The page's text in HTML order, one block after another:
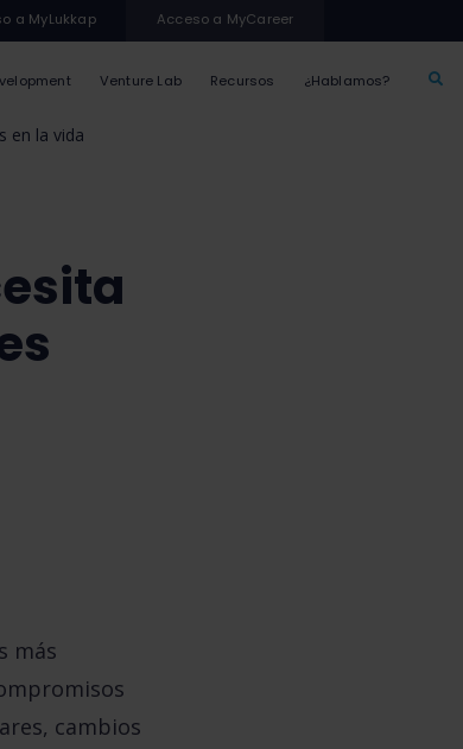
a MyLukkap Acceso a MyCareer
Venture Lab Recursos ¿Hablamos?
en la vida
más
cambios